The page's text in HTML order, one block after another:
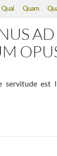
Qual Quam
servitude